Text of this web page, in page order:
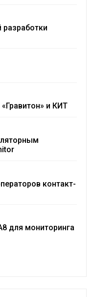
и КИТ
контакт-
для мониторинга